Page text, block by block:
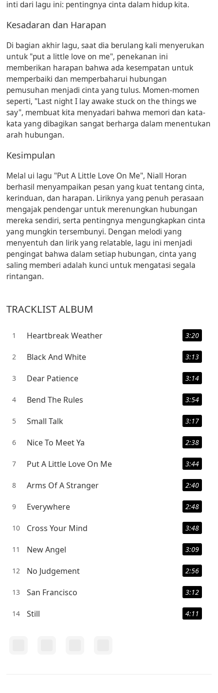
inti dari lagu ini: pentingnya cinta dalam hidup kita.
Kesadaran dan Harapan
Di bagian akhir lagu, saat dia berulang kali menyerukan
untuk "put a little love on me", penekanan ini
memberikan harapan bahwa ada kesempatan untuk
memperbaiki dan memperbaharui hubungan
pemusuhan menjadi cinta yang tulus. Momen-momen
seperti, "Last night I lay awake stuck on the things we
say", membuat kita menyadari bahwa memori dan kata-
kata yang dibagikan sangat berharga dalam menentukan
arah hubungan.
Kesimpulan
Melal ui lagu "Put A Little Love On Me", Niall Horan
berhasil menyampaikan pesan yang kuat tentang cinta,
kerinduan, dan harapan. Liriknya yang penuh perasaan
mengajak pendengar untuk merenungkan hubungan
mereka sendiri, serta pentingnya mengungkapkan cinta
yang mungkin tersembunyi. Dengan melodi yang
menyentuh dan lirik yang relatable, lagu ini menjadi
pengingat bahwa dalam setiap hubungan, cinta yang
saling memberi adalah kunci untuk mengatasi segala
rintangan.
TRACKLIST ALBUM
1 Heartbreak Weather 3:20
2 Black And White 3:13
3 Dear Patience 3:14
4 Bend The Rules 3:54
5 Small Talk 3:17
6 Nice To Meet Ya 2:38
7 Put A Little Love On Me 3:44
8 Arms Of A Stranger 2:40
9 Everywhere 2:48
10 Cross Your Mind 3:48
11 New Angel 3:09
12 No Judgement 2:56
13 San Francisco 3:12
14 Still 4:11